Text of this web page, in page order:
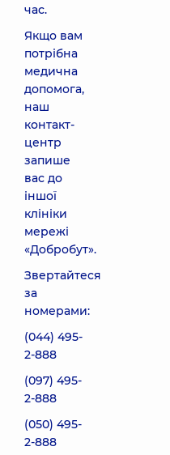
час.
Якщо вам
потрібна
медична
допомога,
наш
контакт-
центр
запише
вас до
іншої
клініки
мережі
«Добробут».
Звертайтеся
за
номерами:
(044) 495-
2-888
(097) 495-
2-888
(050) 495-
2-888